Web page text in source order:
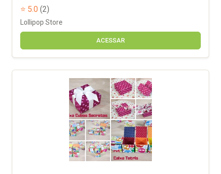
⭐ 5.0 (2)
Lollipop Store
ACESSAR